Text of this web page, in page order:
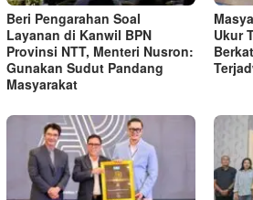
Beri Pengarahan Soal
Layanan di Kanwil BPN
Provinsi NTT, Menteri Nusron:
Gunakan Sudut Pandang
Masyarakat
Ukur